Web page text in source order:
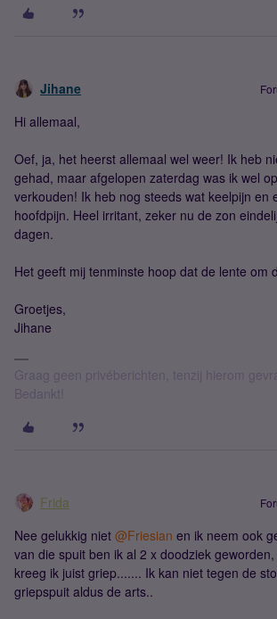
Jihane
Hi allemaal,
Oef, ja, het heerst allemaal wel weer! Ik heb
gehad, maar afgelopen zaterdag was ik wel
verkouden! Ik heb nog steeds wat keelpijn en
hoofdpijn. Heel irritant, zeker nu de zon
dagen.
Het geeft mij tenminste hoop dat de lente om
Groetjes,
Jihane
Graag geen privéberichten, tenzij hierom
Bedankt!
Frida
Nee gelukkig niet @Friesian en ik neem ook
van die spuit ben ik al 2 x doodziek
kreeg ik juist griep....... Ik kan niet tegen de
griepspuit aldus de arts..